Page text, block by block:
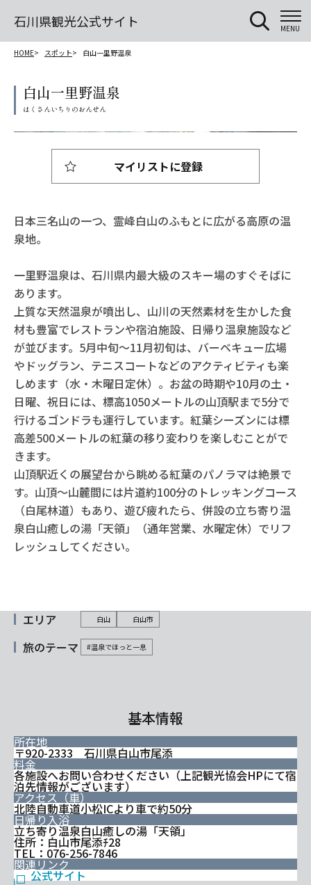
石川県観光公式サイト MENU
HOME スポット 白山一里野温泉
白山一里野温泉
日本三名山の一つ、霊峰白山のふもとに広がる高原の温
泉地。
一里野温泉は、石川県内最大級のスキー場のすぐそばに
あります。
上質な天然温泉が噴出し、山川の天然素材を生かした食
材も豊富でレストランや宿泊施設、日帰り温泉施設など
が並びます。5月中旬～11月初旬は、バーベキュー広場
やドッグラン、テニスコートなどのアクティビティも楽
しめます（水・木曜日定休）。お盆の時期や10月の土・
日曜、祝日には、標高1050メートルの山頂駅まで5分で
行けるゴンドラも運行しています。紅葉シーズンには標
高差500メートルの紅葉の移り変わりを楽しむことがで
きます。
山頂駅近くの展望台から眺める紅葉のパノラマは絶景で
す。山頂～山麓間には片道約100分のトレッキングコース
（白尾林道）もあり、遊び疲れたら、併設の立ち寄り温
泉白山癒しの湯「天領」（通年営業、水曜定休）でリフ
レッシュしてください。
マイリストに登録
エリア 白山 白山市
旅のテーマ #温泉でほっと一息
基本情報
所在地
〒920-2333 石川県白山市尾添
料金
各施設へお問い合わせください（上記観光協会HPにて宿
泊先情報がございます）
アクセス（車）
北陸自動車道小松ICより車で約50分
日帰り入浴
立ち寄り温泉白山癒しの湯「天領」
住所：白山市尾添ﾁ28
TEL：076-256-7846
関連リンク
公式サイト